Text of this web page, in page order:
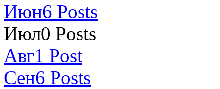
Июн6 Posts
Июл0 Posts
Авг1 Post
Сен6 Posts